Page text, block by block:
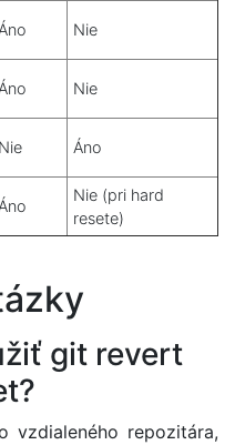
Áno Nie
Áno Nie
Nie Áno
Áno
Nie (pri hard
resete)
git revert
vzdialeného repozitára,